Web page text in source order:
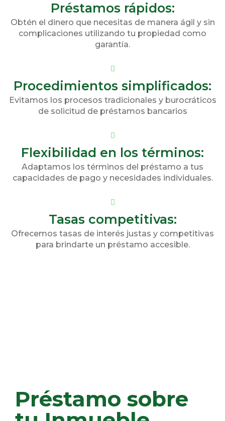
Préstamos rápidos:
Obtén el dinero que necesitas de manera ágil y sin
complicaciones utilizando tu propiedad como
garantía.
Procedimientos simplificados:
Evitamos los procesos tradicionales y burocráticos
de solicitud de préstamos bancarios
Flexibilidad en los términos:
Adaptamos los términos del préstamo a tus
capacidades de pago y necesidades individuales.
Tasas competitivas:
Ofrecemos tasas de interés justas y competitivas
para brindarte un préstamo accesible.
Préstamo sobre